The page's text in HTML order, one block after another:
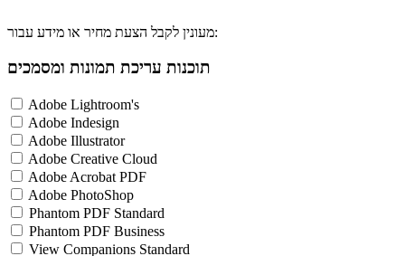
מעונין לקבל הצעת מחיר או מידע עבור:
תוכנות עריכת תמונות ומסמכים
Adobe Lightroom's
Adobe Indesign
Adobe Illustrator
Adobe Creative Cloud
Adobe Acrobat PDF
Adobe PhotoShop
Phantom PDF Standard
Phantom PDF Business
View Companions Standard